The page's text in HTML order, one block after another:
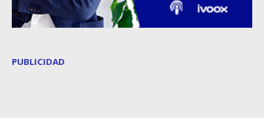
PUBLICIDAD